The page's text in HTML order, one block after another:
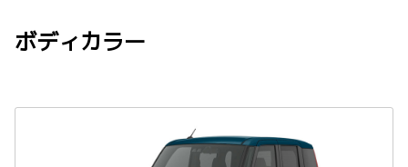
ボディカラー